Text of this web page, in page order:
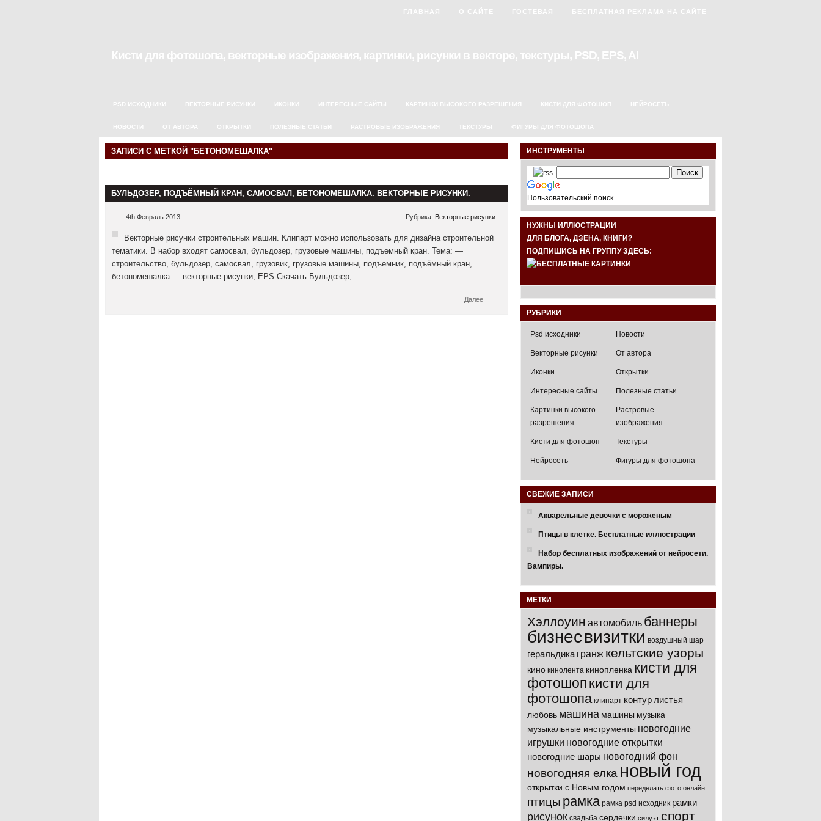
ГЛАВНАЯ О САЙТЕ ГОСТЕВАЯ БЕСПЛАТНАЯ РЕКЛАМА НА САЙТЕ
Кисти для фотошопа, векторные изображения, картинки, рисунки в векторе, текстуры, PSD, EPS, AI
PSD ИСХОДНИКИ ВЕКТОРНЫЕ РИСУНКИ ИКОНКИ ИНТЕРЕСНЫЕ САЙТЫ КАРТИНКИ ВЫСОКОГО РАЗРЕШЕНИЯ КИСТИ ДЛЯ ФОТОШОП НЕЙРОСЕТЬ
НОВОСТИ ОТ АВТОРА ОТКРЫТКИ ПОЛЕЗНЫЕ СТАТЬИ РАСТРОВЫЕ ИЗОБРАЖЕНИЯ ТЕКСТУРЫ ФИГУРЫ ДЛЯ ФОТОШОПА
ЗАПИСИ С МЕТКОЙ "БЕТОНОМЕШАЛКА"
БУЛЬДОЗЕР, ПОДЪЁМНЫЙ КРАН, САМОСВАЛ, БЕТОНОМЕШАЛКА. ВЕКТОРНЫЕ РИСУНКИ.
4th Февраль 2013 Рубрика: Векторные рисунки
Векторные рисунки строительных машин. Клипарт можно использовать для дизайна строительной
тематики. В набор входят самосвал, бульдозер, грузовые машины, подъемный кран. Тема: —
строительство, бульдозер, самосвал, грузовик, грузовые машины, подъемник, подъёмный кран,
бетономешалка — векторные рисунки, EPS Скачать Бульдозер,...
Далее
ИНСТРУМЕНТЫ
Пользовательский поиск
НУЖНЫ ИЛЛЮСТРАЦИИ
ДЛЯ БЛОГА, ДЗЕНА, КНИГИ?
ПОДПИШИСЬ НА ГРУППУ ЗДЕСЬ:
РУБРИКИ
Psd исходники
Векторные рисунки
Иконки
Интересные сайты
Картинки высокого
разрешения
Кисти для фотошоп
Нейросеть
Новости
От автора
Открытки
Полезные статьи
Растровые
изображения
Текстуры
Фигуры для фотошопа
СВЕЖИЕ ЗАПИСИ
Акварельные девочки с мороженым
Птицы в клетке. Бесплатные иллюстрации
Набор бесплатных изображений от нейросети.
Вампиры.
МЕТКИ
Хэллоуин автомобиль баннеры
бизнесвизитки воздушный шар
геральдика гранж кельтские узоры
кино кинолента кинопленка кисти для
фотошоп кисти для
фотошопа клипарт контур листья
любовь машина машины музыка
музыкальные инструменты новогодние
игрушки новогодние открытки
новогодние шары новогодний фон
новогодняя елка новый год
открытки с Новым годом переделать фото онлайн
птицы рамка рамка psd исходник рамки
рисунок свадьба сердечки силуэт спорт